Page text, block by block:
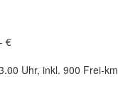
€
Uhr, inkl. 900 Frei-km